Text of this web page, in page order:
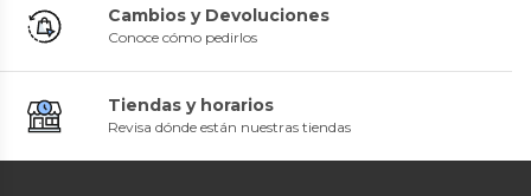
Cambios y Devoluciones
Conoce cómo pedirlos
Tiendas y horarios
Revisa dónde están nuestras tiendas